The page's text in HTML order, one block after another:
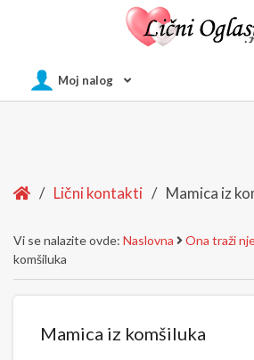
Moj nalog
Home
/ Lični kontakti / Mamica iz
Vi se nalazite ovde: Naslovna Ona traži
komšiluka
Mamica iz komšiluka